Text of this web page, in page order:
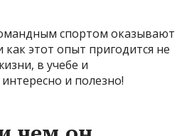
спортом оказывают
этот опыт пригодится не
в учебе и
и полезно!